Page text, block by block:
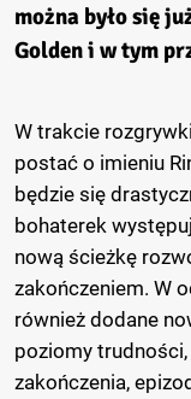
można było się
Golden i w tym
W trakcie
postać o imieniu
będzie się
bohaterek
nową ścieżkę
zakończeniem. W
również dodane
poziomy
zakończenia,